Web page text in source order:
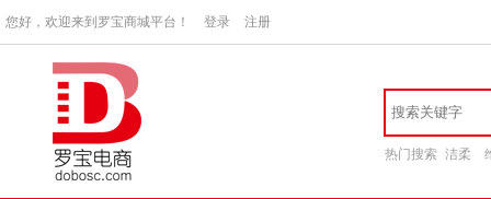
您好，欢迎来到罗宝商城平台！ 登录 注册
热门搜索 洁柔